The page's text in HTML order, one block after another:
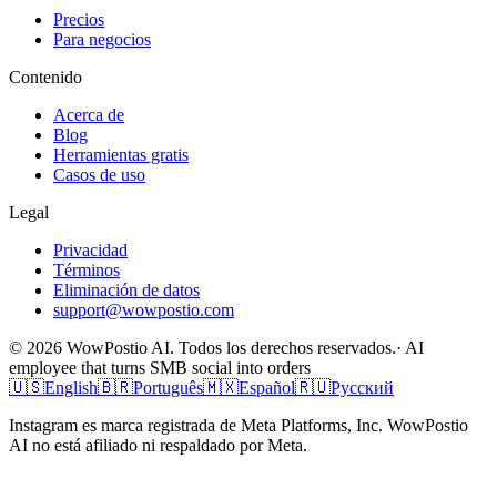
Precios
Para negocios
Contenido
Acerca de
Blog
Herramientas gratis
Casos de uso
Legal
Privacidad
Términos
Eliminación de datos
support@wowpostio.com
© 2026 WowPostio AI. Todos los derechos reservados.· AI
employee that turns SMB social into orders
🇺🇸English🇧🇷Português🇲🇽Español🇷🇺Русский
Instagram es marca registrada de Meta Platforms, Inc. WowPostio
AI no está afiliado ni respaldado por Meta.